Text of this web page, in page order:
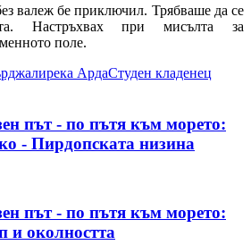
валеж бе приключил. Трябваше да се
Настръхвах при мисълта за
поле.
река АрдаСтуден кладенец
път - по пътя към морето:
- Пирдопската низина
път - по пътя към морето:
и околността